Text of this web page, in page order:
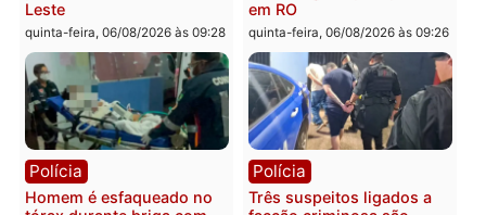
Polícia
Tragédia na BR-364:
colisão entre caminhão e
carro deixa quatro mortos
em Porto Velho
quinta-feira, 06/08/2026 às 20:51
Política
Ministro Dias Tofolli , do
TSE, determina
e processamento da
que pode levar à perda
mandato da prefeita de
Pimenta Bueno
quinta-feira, 06/08/2026 às